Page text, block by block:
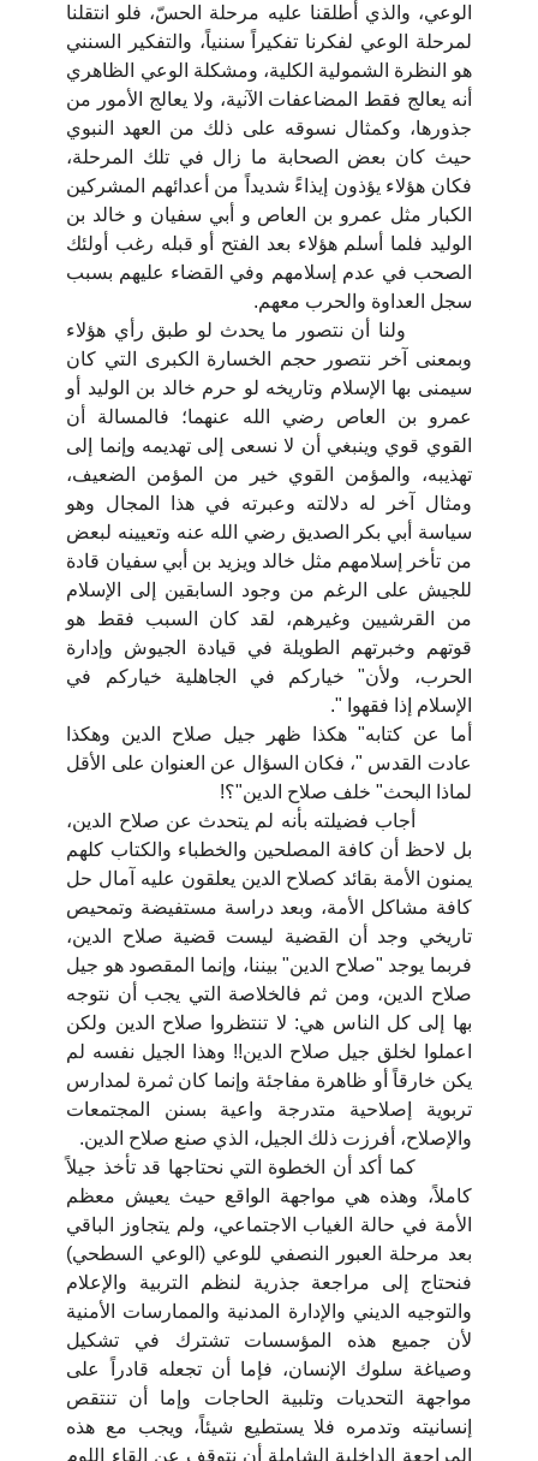
الوعي، والذي أطلقنا عليه مرحلة الحسّ، فلو انتقلنا
لمرحلة الوعي لفكرنا تفكيراً سننياً، والتفكير السنني
هو النظرة الشمولية الكلية، ومشكلة الوعي الظاهري
أنه يعالج فقط المضاعفات الآنية، ولا يعالج الأمور من
جذورها، وكمثال نسوقه على ذلك من العهد النبوي
حيث كان بعض الصحابة ما زال في تلك المرحلة،
فكان هؤلاء يؤذون إيذاءً شديداً من أعدائهم المشركين
الكبار مثل عمرو بن العاص و أبي سفيان و خالد بن
الوليد فلما أسلم هؤلاء بعد الفتح أو قبله رغب أولئك
الصحب في عدم إسلامهم وفي القضاء عليهم بسبب
سجل العداوة والحرب معهم.
ولنا أن نتصور ما يحدث لو طبق رأي هؤلاء
وبمعنى آخر نتصور حجم الخسارة الكبرى التي كان
سيمنى بها الإسلام وتاريخه لو حرم خالد بن الوليد أو
عمرو بن العاص رضي الله عنهما؛ فالمسالة أن
القوي قوي وينبغي أن لا نسعى إلى تهديمه وإنما إلى
تهذيبه، والمؤمن القوي خير من المؤمن الضعيف،
ومثال آخر له دلالته وعبرته في هذا المجال وهو
سياسة أبي بكر الصديق رضي الله عنه وتعيينه لبعض
من تأخر إسلامهم مثل خالد ويزيد بن أبي سفيان قادة
للجيش على الرغم من وجود السابقين إلى الإسلام
من القرشيين وغيرهم، لقد كان السبب فقط هو
قوتهم وخبرتهم الطويلة في قيادة الجيوش وإدارة
الحرب، ولأن" خياركم في الجاهلية خياركم في
الإسلام إذا فقهوا ".
أما عن كتابه" هكذا ظهر جيل صلاح الدين وهكذا
عادت القدس "، فكان السؤال عن العنوان على الأقل
لماذا البحث" خلف صلاح الدين"؟!
أجاب فضيلته بأنه لم يتحدث عن صلاح الدين،
بل لاحظ أن كافة المصلحين والخطباء والكتاب كلهم
يمنون الأمة بقائد كصلاح الدين يعلقون عليه آمال حل
كافة مشاكل الأمة، وبعد دراسة مستفيضة وتمحيص
تاريخي وجد أن القضية ليست قضية صلاح الدين،
فربما يوجد "صلاح الدين" بيننا، وإنما المقصود هو جيل
صلاح الدين، ومن ثم فالخلاصة التي يجب أن نتوجه
بها إلى كل الناس هي: لا تنتظروا صلاح الدين ولكن
اعملوا لخلق جيل صلاح الدين!! وهذا الجيل نفسه لم
يكن خارقاً أو ظاهرة مفاجئة وإنما كان ثمرة لمدارس
تربوية إصلاحية متدرجة واعية بسنن المجتمعات
والإصلاح، أفرزت ذلك الجيل، الذي صنع صلاح الدين.
كما أكد أن الخطوة التي نحتاجها قد تأخذ جيلاً
كاملاً، وهذه هي مواجهة الواقع حيث يعيش معظم
الأمة في حالة الغياب الاجتماعي، ولم يتجاوز الباقي
بعد مرحلة العبور النصفي للوعي (الوعي السطحي)
فنحتاج إلى مراجعة جذرية لنظم التربية والإعلام
والتوجيه الديني والإدارة المدنية والممارسات الأمنية
لأن جميع هذه المؤسسات تشترك في تشكيل
وصياغة سلوك الإنسان، فإما أن تجعله قادراً على
مواجهة التحديات وتلبية الحاجات وإما أن تنتقص
إنسانيته وتدمره فلا يستطيع شيئاً، ويجب مع هذه
المراجعة الداخلية الشاملة أن نتوقف عن إلقاء اللوم